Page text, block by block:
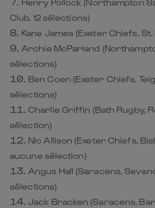
Henry Pollock (Northampton
Club, 12 sélections)
Kane James (Exeter Chiefs,
Archie McParland
sélections)
Ben Coen (Exeter Chiefs,
sélections)
Charlie Griffin (Bath Rugby,
sélection)
Nic Allison (Exeter Chiefs,
aucune sélection)
Angus Hall (Saracens,
sélections)
Jack Bracken (Saracens,